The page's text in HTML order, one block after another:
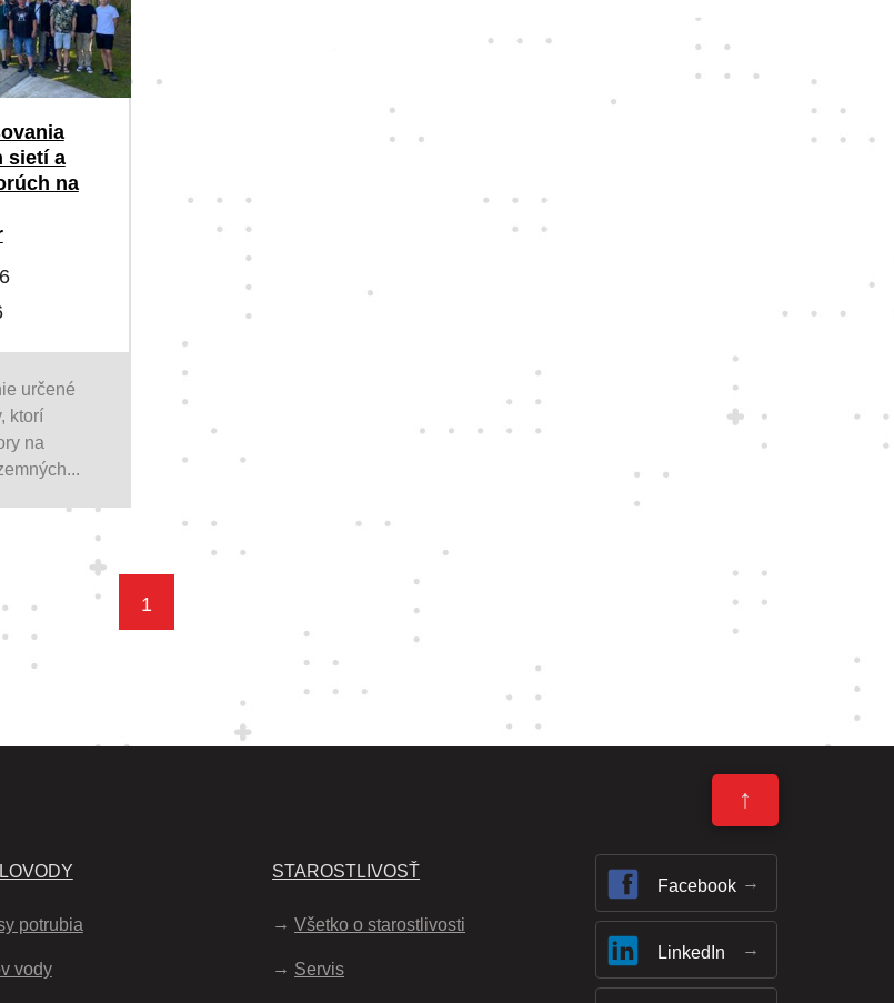
sietí a
na
určené
ktorí
na
1
↑
potrubia
vody
STAROSTLIVOSŤ
Všetko o starostlivosti
Servis
Facebook
LinkedIn